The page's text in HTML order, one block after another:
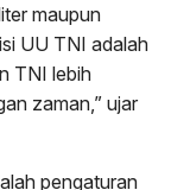
maupun
UU TNI adalah
TNI lebih
zaman,” ujar
pengaturan